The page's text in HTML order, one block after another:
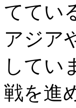
ててい
アジア
してい
戦を進